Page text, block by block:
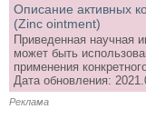
Описание активных
(Zinc ointment)
Приведенная научная
может быть
применения
Дата обновления:
Реклама